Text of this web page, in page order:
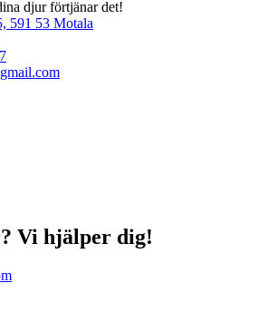
djur förtjänar det!
591 53 Motala
Vi hjälper dig!